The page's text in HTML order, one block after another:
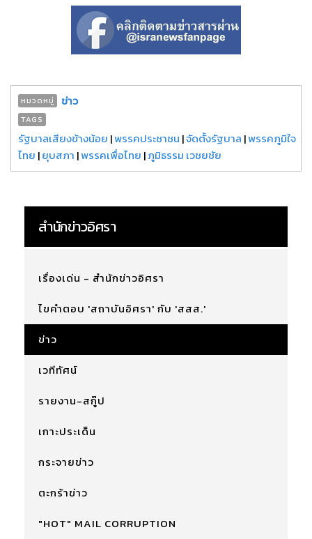
หมวดหมู่ ข่าว
TAGS
รัฐบาลเสียงข้างน้อย |พรรคประชาชน |จัดตั้งรัฐบาล |พรรคภูมิใจ
ไทย |ยุบสภา |พรรคเพื่อไทย |ภูมิธรรม เวชยชัย
สำนักข่าวอิศรา
เรื่องเด่น - สำนักข่าวอิศรา
ไขคำตอบ 'สถาบันอิศรา' กับ 'สสส.'
ข่าว
เวทีทัศน์
รายงาน-สกู๊ป
เกาะประเด็น
กระจายข่าว
ตะกร้าข่าว
"HOT" MAIL CORRUPTION